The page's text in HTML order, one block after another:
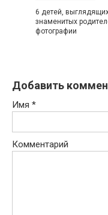
6 детей,
знаменитых
фотографии
Добавить
Имя *
Комментарий